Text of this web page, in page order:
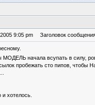
9:05 pm Заголовок
МОДЕЛЬ начала всупать в силу,
пробежать сто пипов, чтобы
и хотелось.